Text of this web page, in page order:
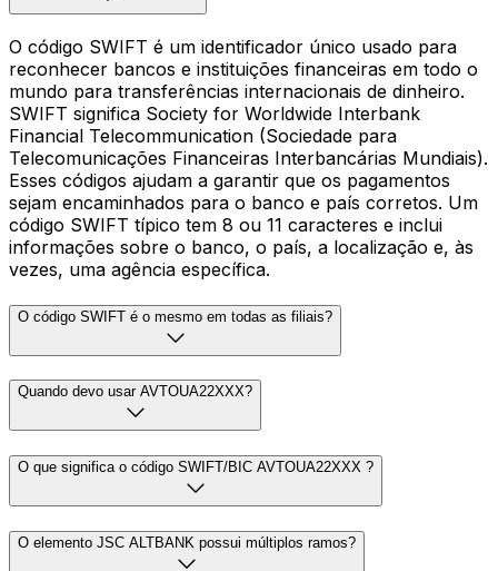
O código SWIFT é um identificador único usado para
reconhecer bancos e instituições financeiras em todo o
mundo para transferências internacionais de dinheiro.
SWIFT significa Society for Worldwide Interbank
Financial Telecommunication (Sociedade para
Telecomunicações Financeiras Interbancárias Mundiais).
Esses códigos ajudam a garantir que os pagamentos
sejam encaminhados para o banco e país corretos. Um
código SWIFT típico tem 8 ou 11 caracteres e inclui
informações sobre o banco, o país, a localização e, às
vezes, uma agência específica.
O código SWIFT é o mesmo em todas as filiais?
Quando devo usar AVTOUA22XXX?
O que significa o código SWIFT/BIC AVTOUA22XXX ?
O elemento JSC ALTBANK possui múltiplos ramos?